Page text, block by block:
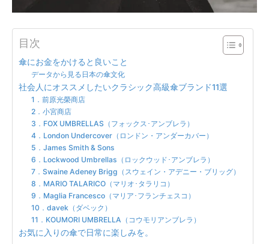
目次
傘にお金をかけると良いこと
データから見る日本の傘文化
社会人にオススメしたいクラシック高級傘ブランド11選
1．前原光榮商店
2．小宮商店
3．FOX UMBRELLAS（フォックス･アンブレラ）
4．London Undercover（ロンドン・アンダーカバー）
5．James Smith & Sons
6．Lockwood Umbrellas（ロックウッド･アンブレラ）
7．Swaine Adeney Brigg（スウェイン・アデニー・ブリッグ）
8．MARIO TALARICO（マリオ･タラリコ）
9．Maglia Francesco（マリア･フランチェスコ）
10．davek（ダベック）
11．KOUMORI UMBRELLA（コウモリアンブレラ）
お気に入りの傘で日常に楽しみを。